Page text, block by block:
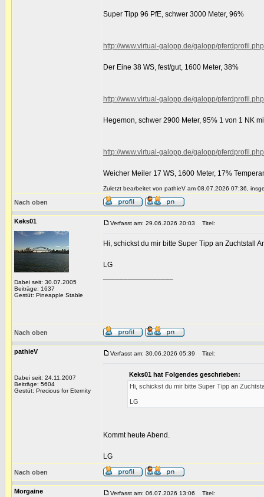
Super Tipp 96 PfE, schwer 3000 Meter, 96%
http://www.virtual-galopp.de/galopp/
Der Eine 38 WS, fest/gut, 1600 Meter, 38%
http://www.virtual-galopp.de/galopp/
Hegemon, schwer 2900 Meter, 95% 1 von 1 NK
http://www.virtual-galopp.de/galopp/
Weicher Meiler 17 WS, 1600 Meter, 17%
Zuletzt bearbeitet von pathieV am 08.07.2026 07:36,
Nach oben
Keks01
Dabei seit: 30.07.2005
Beiträge: 1637
Gestüt: Pineapple Stable
Verfasst am: 29.06.2026 20:03 Titel:
Hi, schickst du mir bitte Super Tipp an Zuchtstall
LG
Nach oben
pathieV
Dabei seit: 24.11.2007
Beiträge: 5604
Gestüt: Precious for Eternity
Verfasst am: 30.06.2026 05:39 Titel:
Keks01 hat Folgendes geschrieben:
Hi, schickst du mir bitte Super Tipp an
LG
Kommt heute Abend.
LG
Nach oben
Morgaine Verfasst am: 06.07.2026 13:06 Titel: